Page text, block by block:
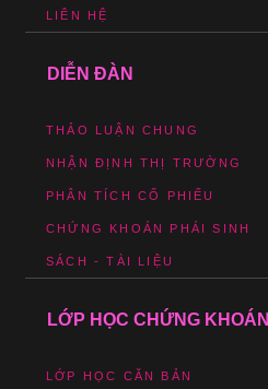
LIÊN HỆ
DIỄN ĐÀN
THẢO LUẬN CHUNG
NHẬN ĐỊNH THỊ TRƯỜNG
PHÂN TÍCH CỔ PHIẾU
CHỨNG KHOÁN PHÁI SINH
SÁCH - TÀI LIỆU
LỚP HỌC CHỨNG KHOÁN
LỚP HỌC CĂN BẢN